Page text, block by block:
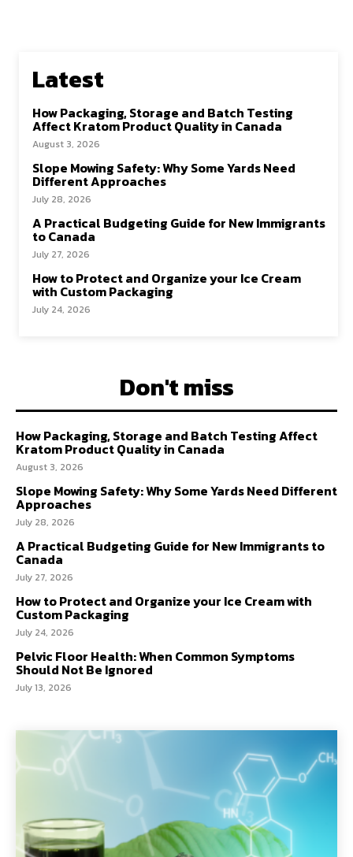
Latest
How Packaging, Storage and Batch Testing
Affect Kratom Product Quality in Canada
August 3, 2026
Slope Mowing Safety: Why Some Yards Need
Different Approaches
July 28, 2026
A Practical Budgeting Guide for New Immigrants
to Canada
July 27, 2026
How to Protect and Organize your Ice Cream
with Custom Packaging
July 24, 2026
Don't miss
How Packaging, Storage and Batch Testing Affect
Kratom Product Quality in Canada
August 3, 2026
Slope Mowing Safety: Why Some Yards Need Different
Approaches
July 28, 2026
A Practical Budgeting Guide for New Immigrants to
Canada
July 27, 2026
How to Protect and Organize your Ice Cream with
Custom Packaging
July 24, 2026
Pelvic Floor Health: When Common Symptoms
Should Not Be Ignored
July 13, 2026